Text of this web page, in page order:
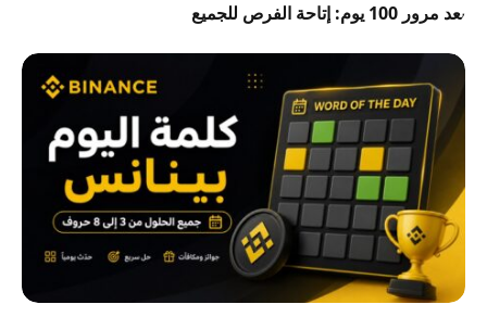
بعد مرور 100 يوم: إتاحة الفرص للجميع